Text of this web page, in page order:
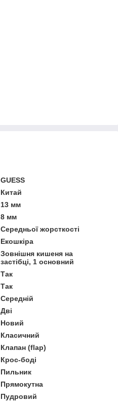
GUESS
Китай
13 мм
8 мм
Середньої жорсткості
Екошкіра
Зовнішня кишеня на
застібці, 1 основний
Так
Так
Середній
Дві
Новий
Класичний
Клапан (flap)
Крос-боді
Пильник
Прямокутна
Пудровий